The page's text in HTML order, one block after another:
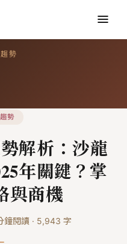
勢
勢
解析：沙龍
年關鍵？掌
與商機
鐘閱讀 · 5,943 字